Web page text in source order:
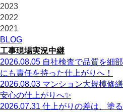
2023
2022
2021
BLOG
工事現場実況中継
2026.08.05 自社検査で品質を細
にも責任を持った仕上がりへ！
2026.08.03 マンション大規模修
安心の仕上がりへ✨
2026.07.31 仕上がりの差は、塗